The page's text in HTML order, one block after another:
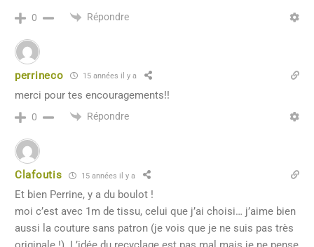
0 Répondre
perrineco 15 années il y a
merci pour tes encouragements!!
0 Répondre
Clafoutis 15 années il y a
Et bien Perrine, y a du boulot !
moi c’est avec 1m de tissu, celui que j’ai choisi… j’aime bien
aussi la couture sans patron (je vois que je ne suis pas très